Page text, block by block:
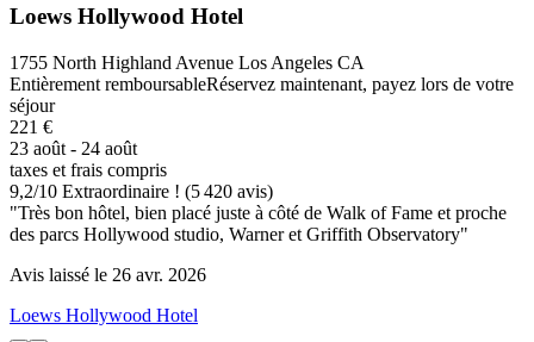
Loews Hollywood Hotel
1755 North Highland Avenue Los Angeles CA
Entièrement remboursableRéservez maintenant, payez lors de votre
séjour
221 €
23 août - 24 août
taxes et frais compris
9,2/10 Extraordinaire ! (5 420 avis)
"Très bon hôtel, bien placé juste à côté de Walk of Fame et proche
des parcs Hollywood studio, Warner et Griffith Observatory"
Avis laissé le 26 avr. 2026
Loews Hollywood Hotel